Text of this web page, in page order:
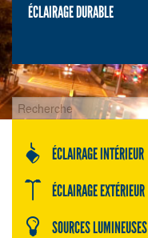
ÉCLAIRAGE DURABLE
ÉCLAIRAGE INTÉRIEUR
ÉCLAIRAGE EXTÉRIEUR
SOURCES LUMINEUSES